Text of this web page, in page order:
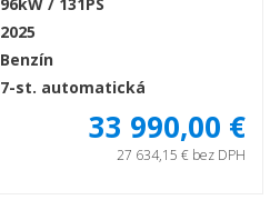
96kW / 131PS
2025
Benzín
7-st. automatická
33 990,00 €
27 634,15 € bez DPH